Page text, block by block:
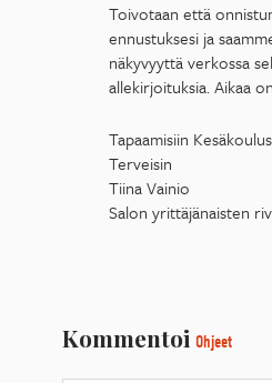
Toivotaan että
ennustuksesi ja
näkyvyyttä verkossa
allekirjoituksia. Aikaa
Tapaamisiin
Terveisin
Tiina Vainio
Salon yrittäjänaisten
Kommentoi Ohjeet